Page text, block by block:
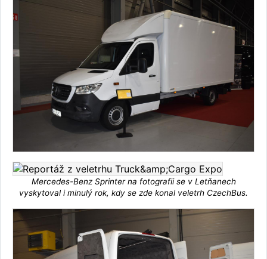
Mercedes-Benz Sprinter na fotografii se v Letňanech
vyskytoval i minulý rok, kdy se zde konal veletrh CzechBus.